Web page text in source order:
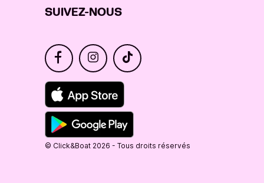
SUIVEZ-NOUS
© Click&Boat 2026 - Tous droits réservés